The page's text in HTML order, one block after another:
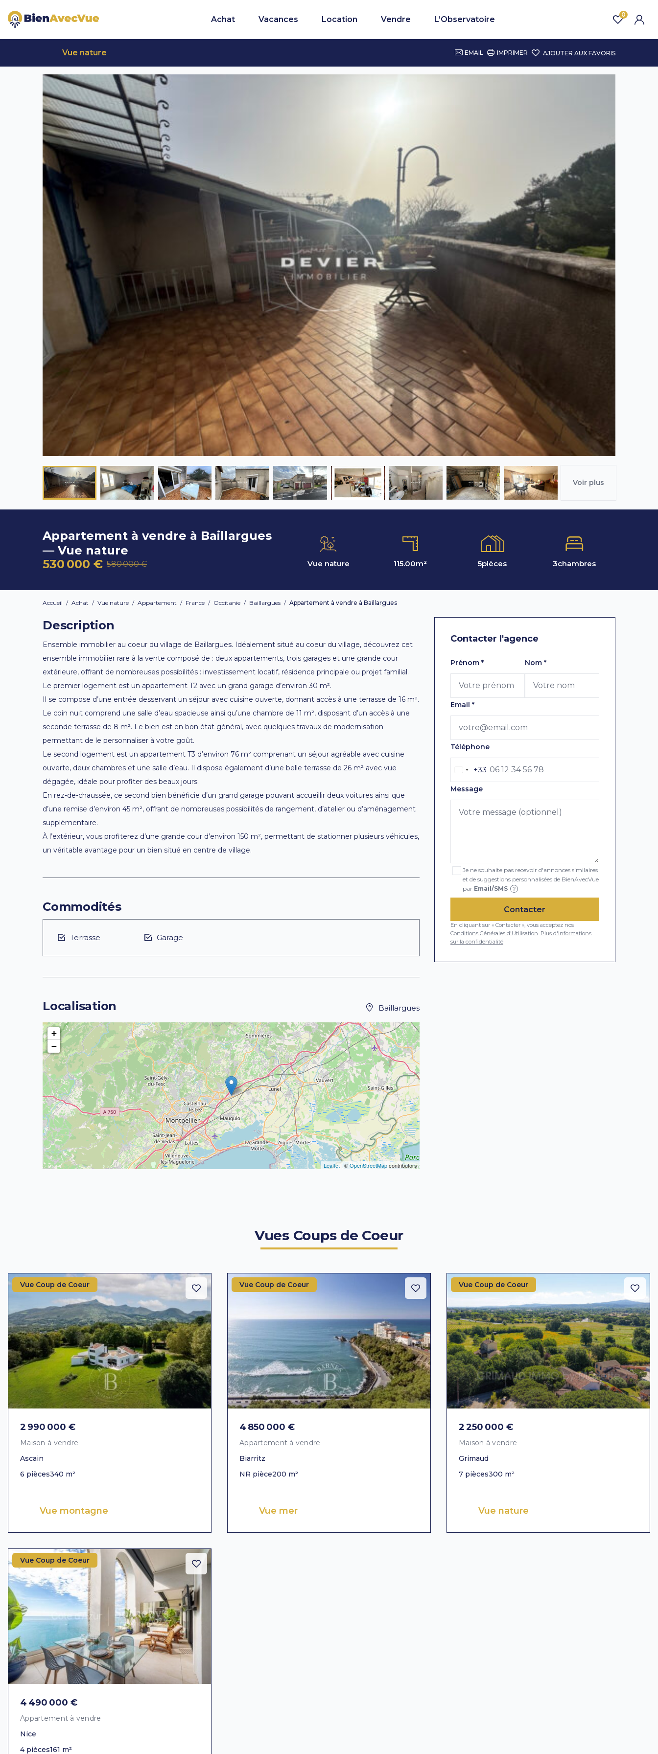
Achat
Vacances Location Vendre L’Observatoire
0
Vue nature EMAIL IMPRIMER AJOUTER AUX FAVORIS
Voir plus
Appartement à vendre à Baillargues
— Vue nature
530 000 € 580 000 € Vue nature 115.00m² 5pièces 3chambres
Accueil / Achat / Vue nature / Appartement / France / Occitanie / Baillargues / Appartement à vendre à Baillargues
Description
Ensemble immobilier au coeur du village de Baillargues. Idéalement situé au coeur du village, découvrez cet
ensemble immobilier rare à la vente composé de : deux appartements, trois garages et une grande cour
extérieure, offrant de nombreuses possibilités : investissement locatif, résidence principale ou projet familial.
Le premier logement est un appartement T2 avec un grand garage d’environ 30 m².
Il se compose d’une entrée desservant un séjour avec cuisine ouverte, donnant accès à une terrasse de 16 m².
Le coin nuit comprend une salle d’eau spacieuse ainsi qu’une chambre de 11 m², disposant d’un accès à une
seconde terrasse de 8 m². Le bien est en bon état général, avec quelques travaux de modernisation
permettant de le personnaliser à votre goût.
Le second logement est un appartement T3 d’environ 76 m² comprenant un séjour agréable avec cuisine
ouverte, deux chambres et une salle d’eau. Il dispose également d’une belle terrasse de 26 m² avec vue
dégagée, idéale pour profiter des beaux jours.
En rez-de-chaussée, ce second bien bénéficie d’un grand garage pouvant accueillir deux voitures ainsi que
d’une remise d’environ 45 m², offrant de nombreuses possibilités de rangement, d’atelier ou d’aménagement
supplémentaire.
À l’extérieur, vous profiterez d’une grande cour d’environ 150 m², permettant de stationner plusieurs véhicules,
un véritable avantage pour un bien situé en centre de village.
Commodités
Terrasse Garage
Localisation Baillargues
+
−
Leaflet| ©OpenStreetMapcontributors
Contacter l'agence
Laissez ce champ vide
Prénom * Nom *
Email *
Téléphone
+33
Message
Je ne souhaite pas recevoir d'annonces similaires
et de suggestions personnalisées de BienAvecVue
par Email/SMS ?
Contacter
En cliquant sur « Contacter », vous acceptez nos
Conditions Générales d'Utilisation. Plus d'informations
sur la confidentialité
Vues Coups de Coeur
Vue Coup de Coeur
2 990 000 €
Maison à vendre
Ascain
6 pièces340 m²
Vue montagne
Vue Coup de Coeur
4 850 000 €
Appartement à vendre
Biarritz
NR pièce200 m²
Vue mer
Vue Coup de Coeur
2 250 000 €
Maison à vendre
Grimaud
7 pièces300 m²
Vue nature
Vue Coup de Coeur
4 490 000 €
Appartement à vendre
Nice
4 pièces161 m²